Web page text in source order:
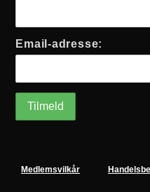
Email-adresse:
Medlemsvilkår